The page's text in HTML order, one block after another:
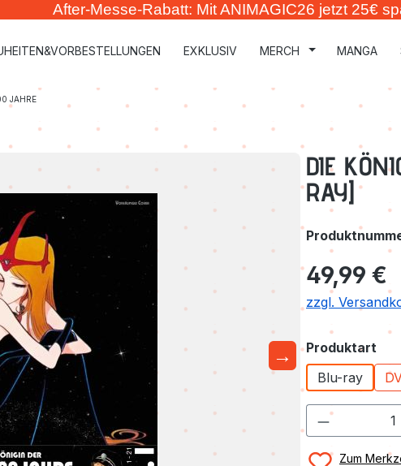
After-Messe-Rabatt: Mit ANIMAGIC26 jetzt 25€
EXKLUSIV MERCH MANGA
JAHRE
→
DIE
RAY]
Regulärer Preis:
49,99 €
zzgl.
Produktart
Blu-ray
Zum